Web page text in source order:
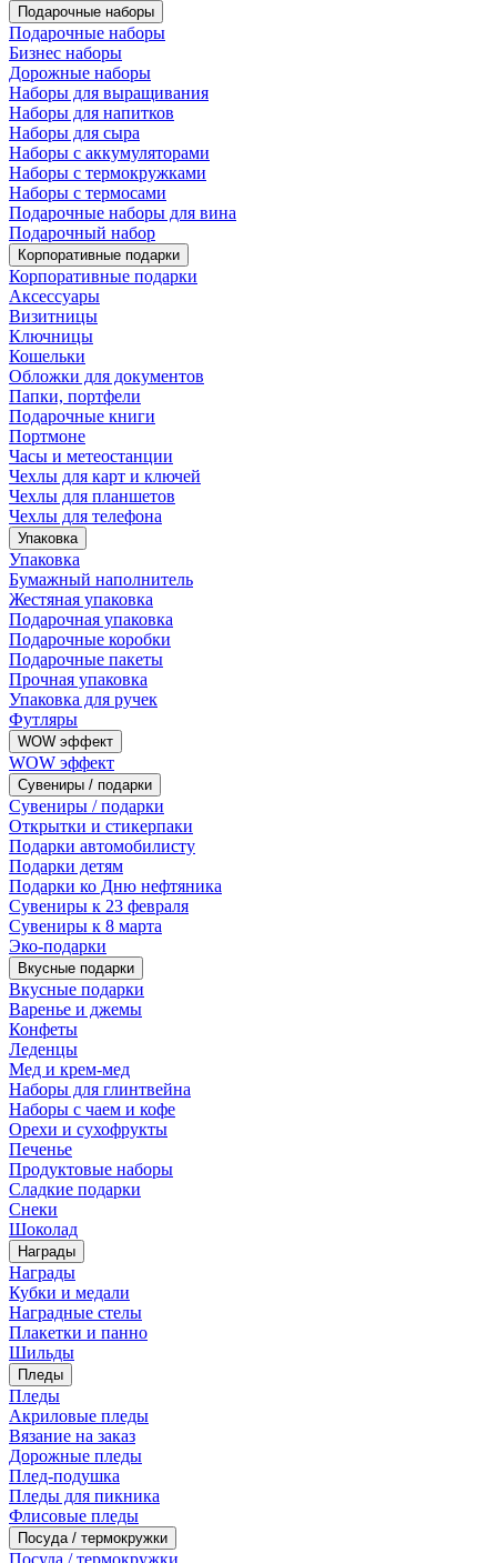
Подарочные наборы
Подарочные наборы
Бизнес наборы
Дорожные наборы
Наборы для выращивания
Наборы для напитков
Наборы для сыра
Наборы с аккумуляторами
Наборы с термокружками
Наборы с термосами
Подарочные наборы для вина
Подарочный набор
Корпоративные подарки
Корпоративные подарки
Аксессуары
Визитницы
Ключницы
Кошельки
Обложки для документов
Папки, портфели
Подарочные книги
Портмоне
Часы и метеостанции
Чехлы для карт и ключей
Чехлы для планшетов
Чехлы для телефона
Упаковка
Упаковка
Бумажный наполнитель
Жестяная упаковка
Подарочная упаковка
Подарочные коробки
Подарочные пакеты
Прочная упаковка
Упаковка для ручек
Футляры
WOW эффект
WOW эффект
Сувениры / подарки
Сувениры / подарки
Открытки и стикерпаки
Подарки автомобилисту
Подарки детям
Подарки ко Дню нефтяника
Сувениры к 23 февраля
Сувениры к 8 марта
Эко-подарки
Вкусные подарки
Вкусные подарки
Варенье и джемы
Конфеты
Леденцы
Мед и крем-мед
Наборы для глинтвейна
Наборы с чаем и кофе
Орехи и сухофрукты
Печенье
Продуктовые наборы
Сладкие подарки
Снеки
Шоколад
Награды
Награды
Кубки и медали
Наградные стелы
Плакетки и панно
Шильды
Пледы
Пледы
Акриловые пледы
Вязание на заказ
Дорожные пледы
Плед-подушка
Пледы для пикника
Флисовые пледы
Посуда / термокружки
Посуда / термокружки